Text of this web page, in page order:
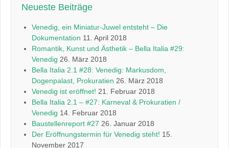
Neueste Beiträge
Venedig, ein Miniatur-Juwel entsteht – Die
Dokumentation 11. April 2018
Romantik, Kunst und Ästhetik – Bella Italia #29:
Venedig 26. März 2018
Bella Italia 2.1 #28: Venedig: Markusdom,
Dogenpalast, Prokuratien 26. März 2018
Venedig ist eröffnet! 21. Februar 2018
Bella Italia 2.1 – #27: Karneval & Prokuratien /
Venedig 14. Februar 2018
Baustellenreport #27 26. Januar 2018
Der Eröffnungstermin für Venedig steht! 15.
November 2017